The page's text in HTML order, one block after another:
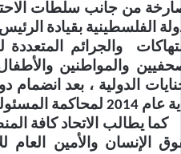
من جانب سلطات
الفلسطينية بقيادة
والجرائم
والمواطنين
الدولية ، بعد
المسئولين عن هذه الانتهاكات .
كما يطالب الاتحاد كافة
الإنسان والأمين العام